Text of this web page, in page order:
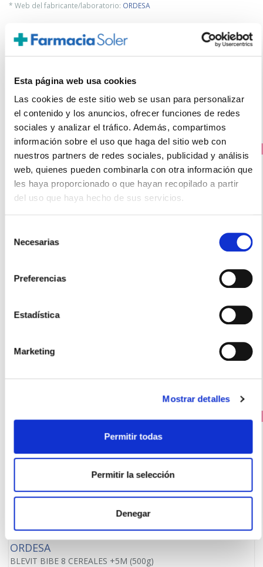
Esta página web usa cookies
Las cookies de este sitio web se usan para personalizar
el contenido y los anuncios, ofrecer funciones de redes
sociales y analizar el tráfico. Además, compartimos
información sobre el uso que haga del sitio web con
nuestros partners de redes sociales, publicidad y análisis
web, quienes pueden combinarla con otra información que
les haya proporcionado o que hayan recopilado a partir
del uso que haya hecho de sus servicios.
Necesarias
Preferencias
Estadística
Marketing
Mostrar detalles
Permitir todas
Permitir la selección
Denegar
* Web del fabricante/laboratorio: ORDESA
Los clientes que compraron este producto
también compraron
ORDESA
22.95€
- +
ORDESA
BLEVIT BIBE 8 CEREALES +5M (500g)